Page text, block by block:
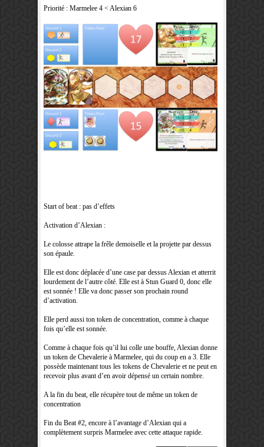
Priorité : Marmelee 4 < Alexian 6
Start of beat : pas d’effets
Activation d’Alexian :
Le colosse attrape la frêle demoiselle et la projette par dessus
son épaule.
Elle est donc déplacée d’une case par dessus Alexian et atterrit
lourdement de l’autre côté. Elle est à Stun Guard 0, donc elle
est sonnée ! Elle va donc passer son prochain round
d’activation.
Elle perd aussi ton token de concentration, comme à chaque
fois qu’elle est sonnée.
Comme à chaque fois qu’il lui colle une bouffe, Alexian donne
un token de Chevalerie à Marmelee, qui du coup en a 3. Elle
possède maintenant tous les tokens de Chevalerie et ne peut en
recevoir plus avant d’en avoir dépensé un certain nombre.
A la fin du beat, elle récupère tout de même un token de
concentration
Fin du Beat #2, encore à l’avantage d’Alexian qui a
complètement surpris Marmelee avec cette attaque rapide.